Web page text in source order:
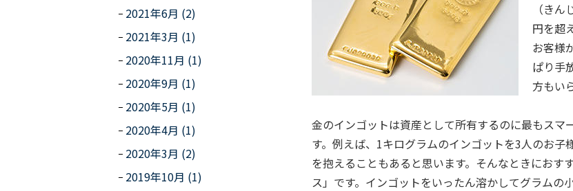
（き
円を超
お客様
ぱり手
方もい
金のインゴットは資産として所有するのに最もス
す。例えば、1キログラムのインゴットを3人のお
を抱えることもあると思います。そんなときにお
ス」です。インゴットをいったん溶かしてグラムの
2021年6月 (2)
2021年3月 (1)
2020年11月 (1)
2020年9月 (1)
2020年5月 (1)
2020年4月 (1)
2020年3月 (2)
2019年10月 (1)